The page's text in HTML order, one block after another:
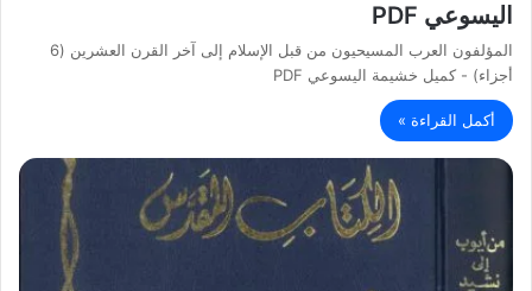
اليسوعي PDF
المؤلفون العرب المسيحيون من قبل الإسلام إلى آخر القرن العشرين (6
أجزاء) - كميل خشيمة اليسوعي PDF
أكمل القراءة »